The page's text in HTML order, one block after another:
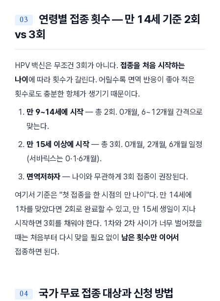
연령별 접종 횟수 — 만 14세 기준 2회
vs 3회
HPV 백신은 무조건 3회가 아니다. 접종을 처음 시작하는
나이 에 따라 횟수가 갈린다. 어릴수록 면역 반응이 좋아 적은
횟수로도 충분한 항체가 생기기 때문이다.
만 9~14세에 시작 — 총 2회. 0개월, 6~12개월 간격으로
맞는다.
만 15세 이상에 시작 — 총 3회. 0개월, 2개월, 6개월 일정
(서바릭스는 0·1·6개월).
면역저하자 — 나이와 무관하게 3회 접종이 권장된다.
여기서 기준은 첫 접종을 한 시점의 만 나이 다. 만 14세에
1차를 맞았다면 2회로 완료할 수 있고, 만 15세 생일이 지나
시작하면 3회를 채워야 한다. 1차와 2차 사이가 너무 벌어졌을
때는 처음부터 다시 맞을 필요 없이 남은 횟수만 이어서
접종하면 된다.
국가 무료 접종 대상과 신청 방법